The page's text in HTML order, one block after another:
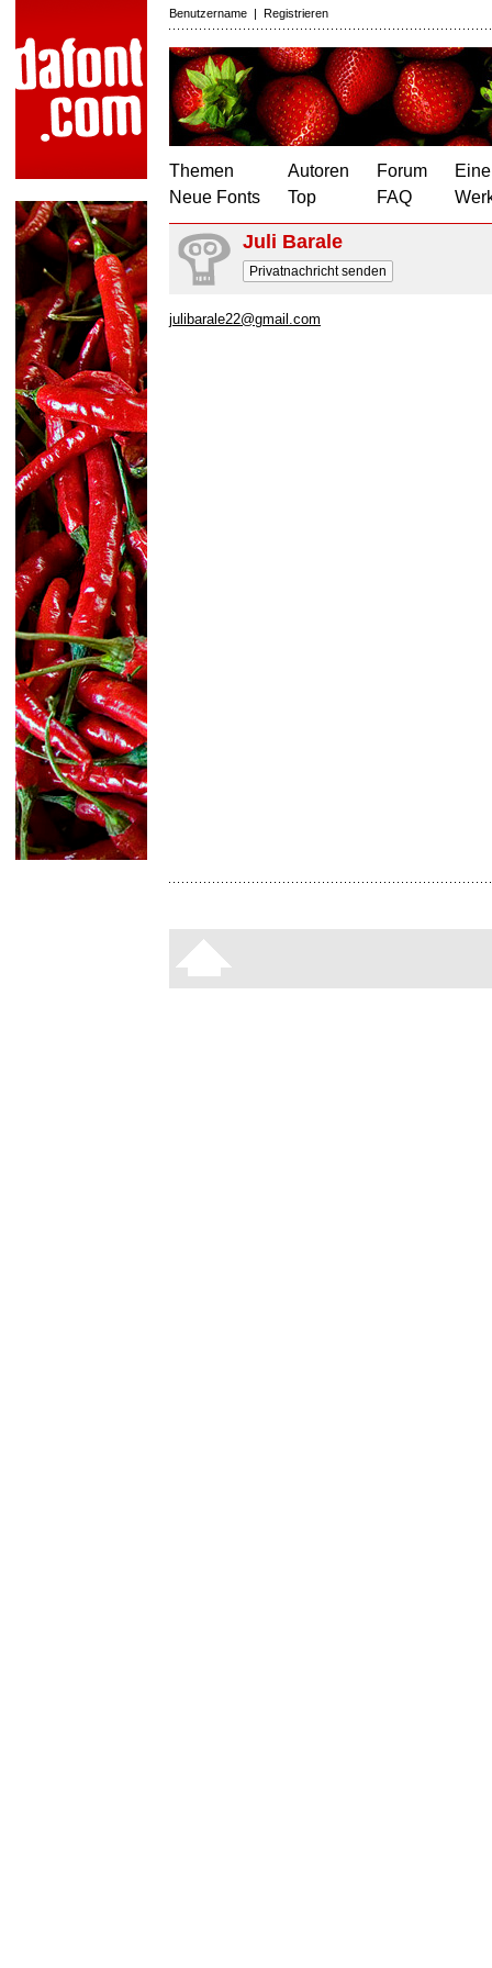
Benutzername | Registrieren
Themen
Neue Fonts
Autoren
Top
Forum
FAQ
Juli Barale
Privatnachricht senden
julibarale22@gmail.com